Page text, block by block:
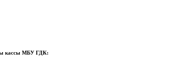
кассы МБУ ГДК: